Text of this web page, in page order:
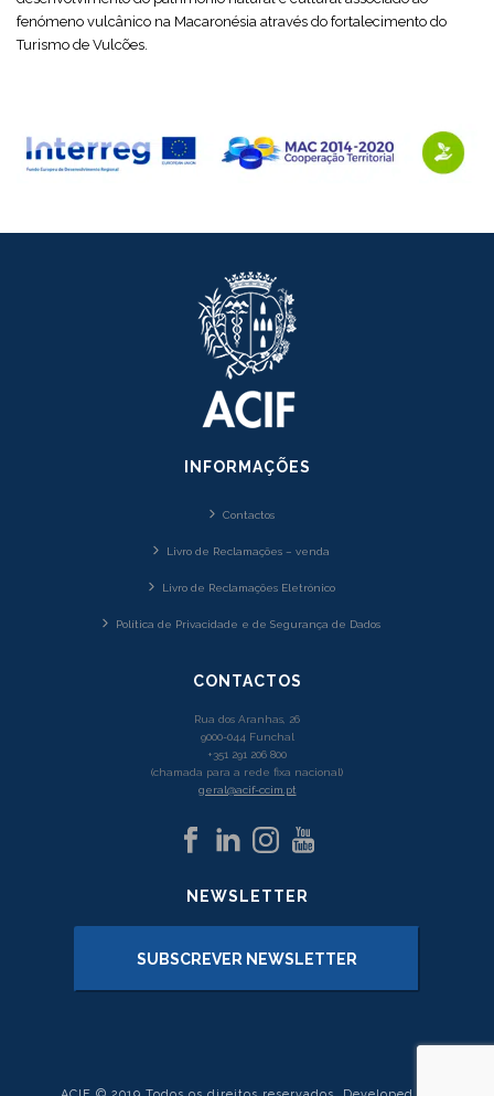
fenómeno vulcânico na Macaronésia através do fortalecimento do
Turismo de Vulcões.
INFORMAÇÕES
Contactos
Livro de Reclamações – venda
Livro de Reclamações Eletrónico
Política de Privacidade e de Segurança de Dados
CONTACTOS
Rua dos Aranhas, 26
9000-044 Funchal
+351 291 206 800
(chamada para a rede fixa nacional)
geral@acif-ccim.pt
NEWSLETTER
SUBSCREVER NEWSLETTER